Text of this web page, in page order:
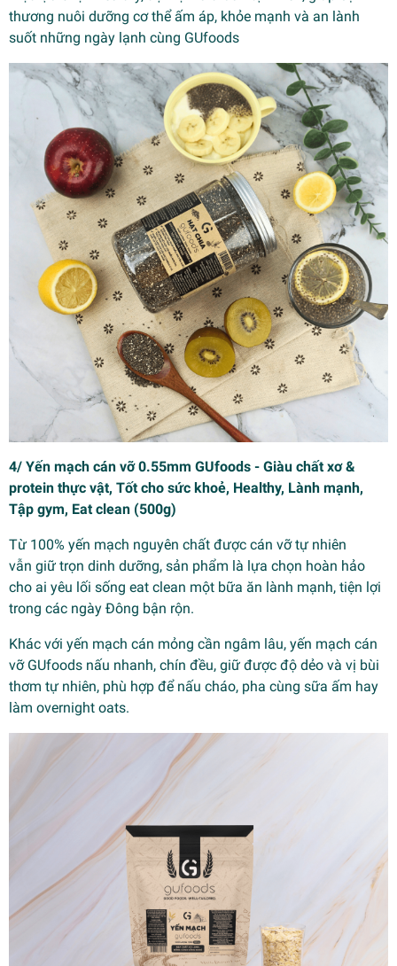
thương nuôi dưỡng cơ thể ấm áp, khỏe mạnh và an lành
suốt những ngày lạnh cùng GUfoods
4/ Yến mạch cán vỡ 0.55mm GUfoods - Giàu chất xơ &
protein thực vật, Tốt cho sức khoẻ, Healthy, Lành mạnh,
Tập gym, Eat clean (500g)
Từ 100% yến mạch nguyên chất được cán vỡ tự nhiên
vẫn giữ trọn dinh dưỡng, sản phẩm là lựa chọn hoàn hảo
cho ai yêu lối sống eat clean một bữa ăn lành mạnh, tiện lợi
trong các ngày Đông bận rộn.
Khác với yến mạch cán mỏng cần ngâm lâu, yến mạch cán
vỡ GUfoods nấu nhanh, chín đều, giữ được độ dẻo và vị bùi
thơm tự nhiên, phù hợp để nấu cháo, pha cùng sữa ấm hay
làm overnight oats.